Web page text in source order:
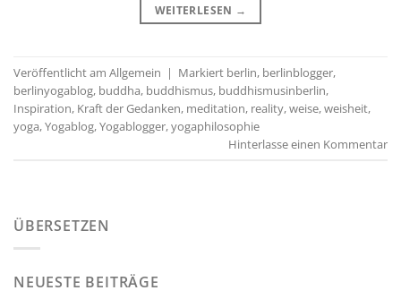
WEITERLESEN →
Veröffentlicht am Allgemein | Markiert berlin, berlinblogger,
berlinyogablog, buddha, buddhismus, buddhismusinberlin,
Inspiration, Kraft der Gedanken, meditation, reality,weise,weisheit,
yoga,Yogablog,Yogablogger,yogaphilosophie
Hinterlasse einen Kommentar
ÜBERSETZEN
NEUESTE BEITRÄGE